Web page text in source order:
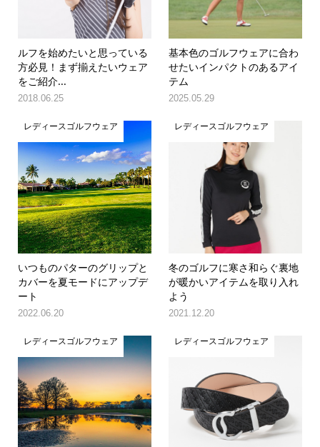
ルフを始めたいと思っている
方必見！まず揃えたいウェア
をご紹介...
2018.06.25
基本色のゴルフウェアに合わ
せたいインパクトのあるアイ
テム
2025.05.29
レディースゴルフウェア
いつものパターのグリップと
カバーを夏モードにアップデ
ート
2022.06.20
レディースゴルフウェア
冬のゴルフに寒さ和らぐ裏地
が暖かいアイテムを取り入れ
よう
2021.12.20
レディースゴルフウェア レディースゴルフウェア